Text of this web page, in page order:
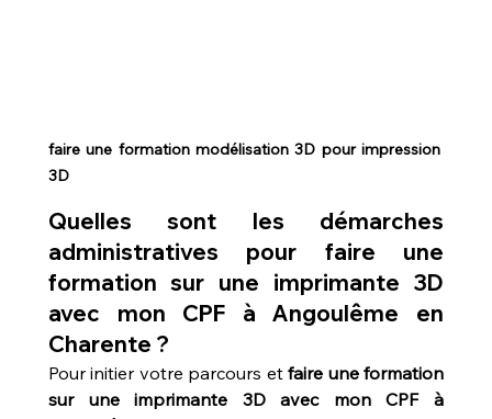
faire une formation modélisation 3D pour impression
3D
Quelles sont les démarches
administratives pour faire une
formation sur une imprimante 3D
avec mon CPF à Angoulême en
Charente ?
Pour initier votre parcours et faire une formation
sur une imprimante 3D avec mon CPF à